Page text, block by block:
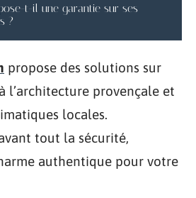
t-il une garantie sur ses
?
propose des solutions sur
l’architecture provençale et
locales.
tout la sécurité,
authentique pour votre